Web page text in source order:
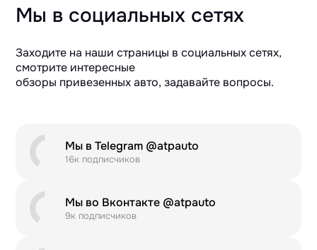
Мы в социальных сетях
Заходите на наши страницы в социальных сетях,
смотрите интересные
обзоры привезенных авто, задавайте вопросы.
Мы в Telegram @atpauto
16к подписчиков
Мы во Вконтакте @atpauto
9к подписчиков